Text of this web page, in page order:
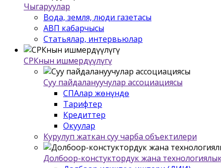
Чыгаруулар
Вода, земля, люди газетасы
АВП кабарчысы
Статьялар, интервьюлар
СРКнын ишмердүүлүгү
Суу пайдалануучулар ассоциациясы
СПАлар жѳнүндѳ
Тарифтер
Кредиттер
Окуулар
Курулуп жаткан суу чарба объектилери
Долбоор-констуктордук жана